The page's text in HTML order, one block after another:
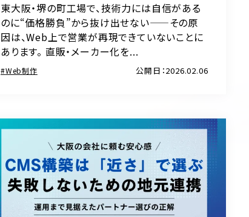
東大阪・堺の町工場で、技術力には自信がある
のに“価格勝負”から抜け出せない——その原
因は、Web上で営業が再現できていないことに
あります。 直販・メーカー化を...
Web制作 公開日：2026.02.06